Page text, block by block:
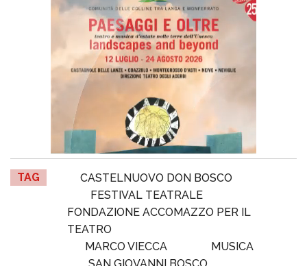
TAG
CASTELNUOVO DON BOSCO
FESTIVAL TEATRALE
FONDAZIONE ACCOMAZZO PER IL
TEATRO
MARCO VIECCA
MUSICA